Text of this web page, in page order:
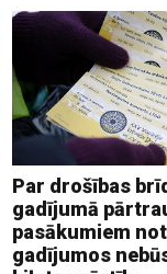
Par drošības
gadījumā
pasākumiem
gadījumos